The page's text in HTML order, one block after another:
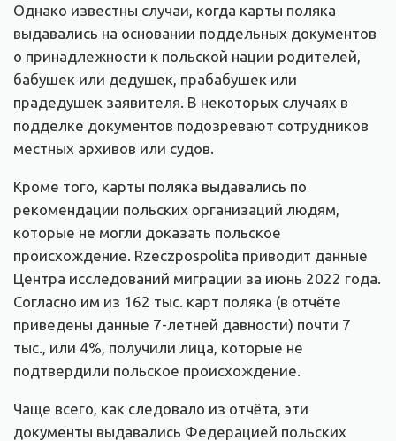
Однако известны случаи, когда карты поляка
выдавались на основании поддельных документов
о принадлежности к польской нации родителей,
бабушек или дедушек, прабабушек или
прадедушек заявителя. В некоторых случаях в
подделке документов подозревают сотрудников
местных архивов или судов.
Кроме того, карты поляка выдавались по
рекомендации польских организаций людям,
которые не могли доказать польское
происхождение. Rzeczpospolita приводит данные
Центра исследований миграции за июнь 2022 года.
Согласно им из 162 тыс. карт поляка (в отчёте
приведены данные 7-летней давности) почти 7
тыс., или 4%, получили лица, которые не
подтвердили польское происхождение.
Чаще всего, как следовало из отчёта, эти
документы выдавались Федерацией польских